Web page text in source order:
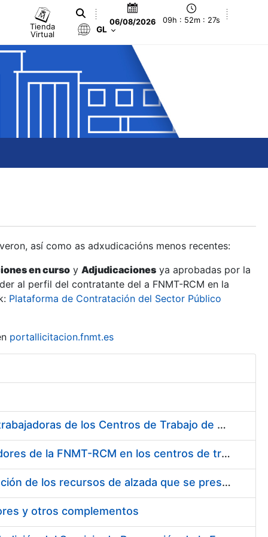
Tienda
Virtual
06/08/2026 09h : 52m : 27s
GL
así como as adxudicacións menos recentes:
en curso y Adjudicaciones ya aprobadas por la
al perfil del contratante del a FNMT-RCM en la
Plataforma de Contratación del Sector Público
portallicitacion.fnmt.es
Suministro de Protectores Auditivos a medida para las personas trabajadoras de los Centros de Trabajo de Madrid y Burgos
Suministro de gafas graduadas antiproyecciones para los trabajadores de la FNMT-RCM en los centros de trabajo de Madrid y Burgos
Servicios de una empresa externa para el asesoramiento y resolución de los recursos de alzada que se presentan relacionados con procesos de selección para la FNMT-RCM
y otros complementos